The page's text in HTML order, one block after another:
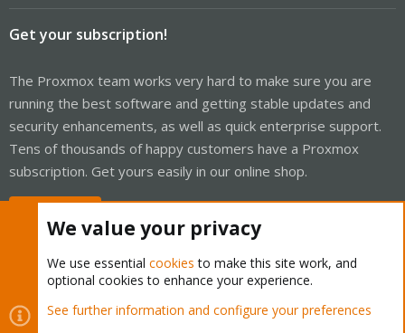
Get your subscription!
The Proxmox team works very hard to make sure you are
running the best software and getting stable updates and
security enhancements, as well as quick enterprise support.
Tens of thousands of happy customers have a Proxmox
subscription. Get yours easily in our online shop.
Cookies
Proxmox Support Forum - Light Mode
We value your privacy
We use essential cookies to make this site work, and
optional cookies to enhance your experience.
See further information and configure your preferences